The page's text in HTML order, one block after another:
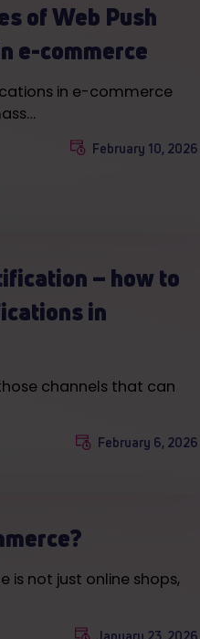
of Web Push
e-commerce
in e-commerce
February 10, 2026
– how to
in
channels that can
February 6, 2026
is not just online shops,